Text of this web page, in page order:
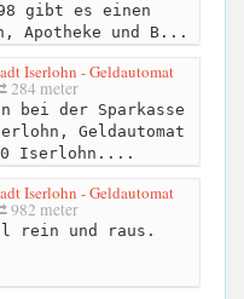
gibt es einen
Apotheke und B...
Iserlohn - Geldautomat
284 meter
bei der Sparkasse
Geldautomat
Iserlohn....
Iserlohn - Geldautomat
982 meter
rein und raus.